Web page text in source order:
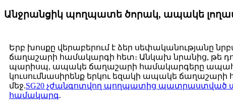
Անջրանցիկ պողպատե ծորակ, ապակե
Երբ խոսքը վերաբերում է ձեր սեփականությանը
ճաղաշարի համակարգի հետ։ Անկախ նրանից, թե
պարիսպ, ապակե ճաղաշարի համակարգերը
կուսումնասիրենք երկու եզակի ապակե
մեջ.SG20 չժանգոտվող պողպատից
համակարգ.